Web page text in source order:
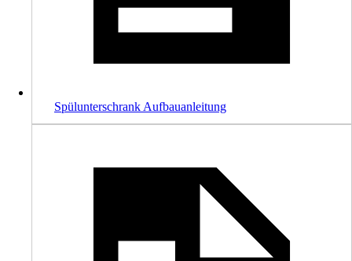
Spülunterschrank Aufbauanleitung